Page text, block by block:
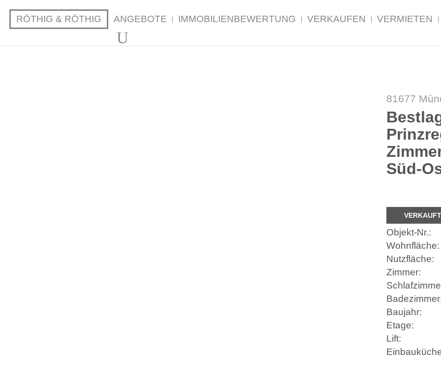
RÖTHIG & RÖTHIG ANGEBOTE IMMOBILIENBEWERTUNG VERKAUFEN VERMIETEN
81677
Süd-
VERKAUFT
Objekt-Nr.:
Wohnfläche:
Nutzfläche:
Zimmer:
Baujahr:
Etage:
Lift: